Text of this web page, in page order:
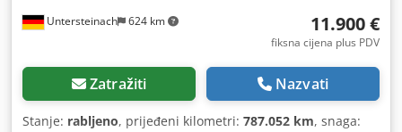
Untersteinach 624 km 11.900 €
fiksna cijena plus PDV
Zatražiti Nazvati
Stanje: rabljeno, prijeđeni kilometri: 787.052 km, snaga: